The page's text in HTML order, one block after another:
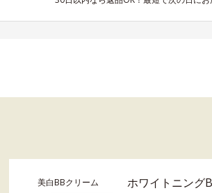
美白BBクリーム ホワイトニング